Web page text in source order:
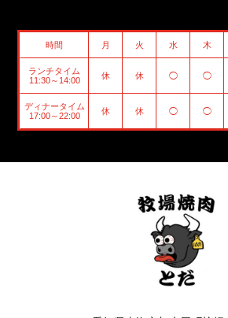
時間 月 火 水 木
ランチタイム
11:30～14:00
休 休 ◯ ◯
ディナータイム
17:00～22:00
休 休 ◯ ◯